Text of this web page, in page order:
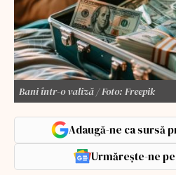
Bani într-o valiză / Foto: Freepik
Adaugă-ne ca sursă
Urmărește-ne